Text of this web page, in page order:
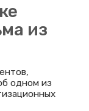
из
одном из